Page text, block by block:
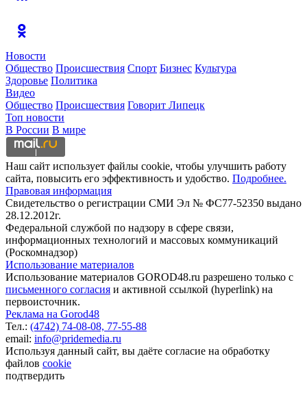
Новости
Общество Происшествия Спорт Бизнес Культура
Здоровье Политика
Видео
Общество Происшествия Говорит Липецк
Топ новости
В России В мире
Наш сайт использует файлы cookie, чтобы улучшить работу
сайта, повысить его эффективность и удобство. Подробнее.
Правовая информация
Свидетельство о регистрации СМИ Эл № ФС77-52350 выдано
28.12.2012г.
Федеральной службой по надзору в сфере связи,
информационных технологий и массовых коммуникаций
(Роскомнадзор)
Использование материалов
Использование материалов GOROD48.ru разрешено только с
письменного согласия и активной ссылкой (hyperlink) на
первоисточник.
Реклама на Gorod48
Тел.: (4742) 74-08-08, 77-55-88
email: info@pridemedia.ru
Используя данный сайт, вы даёте согласие на обработку
файлов cookie
подтвердить